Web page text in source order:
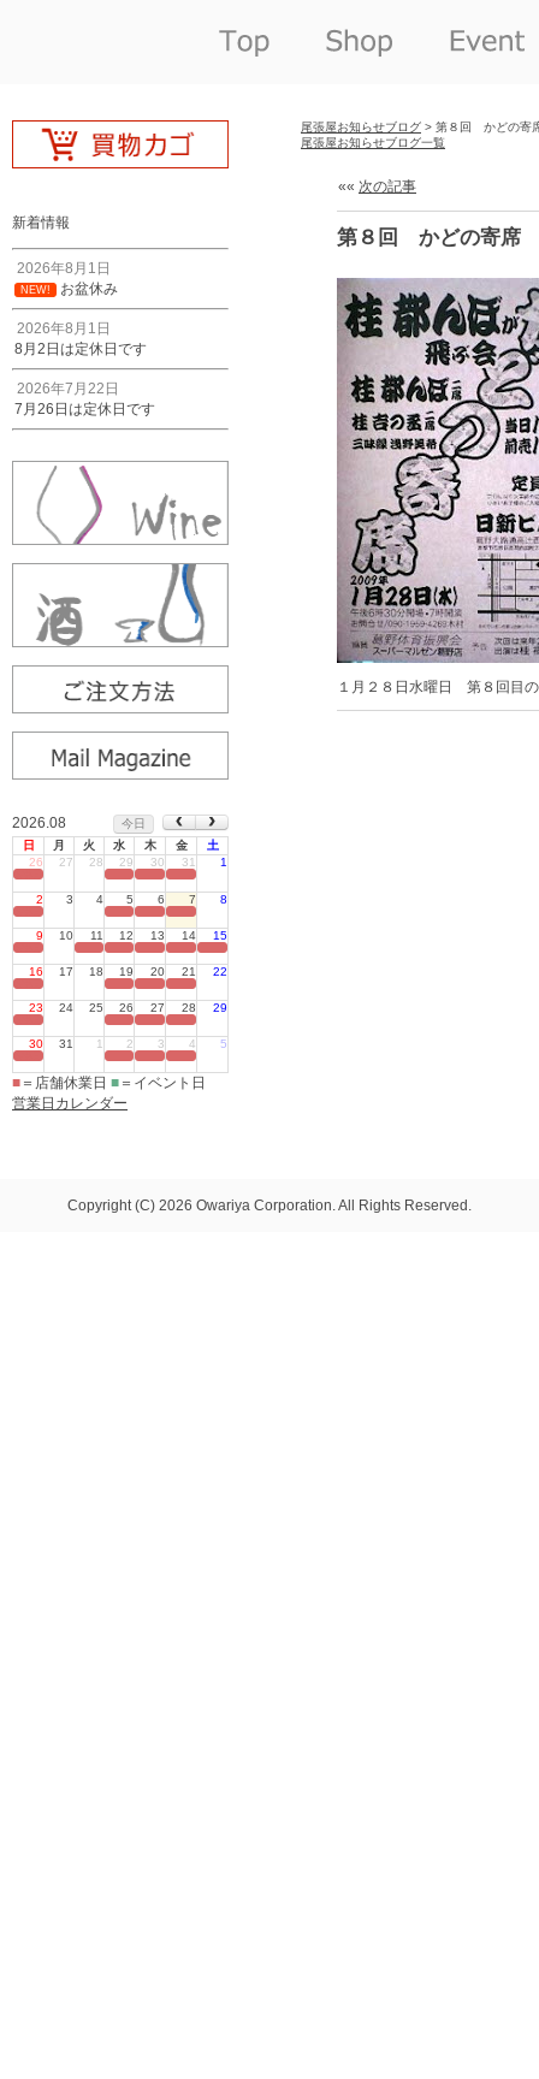
新着情報
2026年8月1日
NEW! お盆休み
2026年8月1日
8月2日は定休日です
2026年7月22日
7月26日は定休日です
2026.08
今日
日
月 火 水 木 金
土
26
27 28 29 30 31 1
2 3 4 5 6 7 8
9 10 11 12 13 14 15
16 17 18 19 20 21 22
23 24 25 26 27 28 29
30 31 1 2 3 4 5
■ ＝店舗休業日 ■ ＝イベント日
営業日カレンダー
尾張屋お知らせブログ > 第８回 かどの寄
尾張屋お知らせブログ一覧
«« 次の記事
第８回 かどの寄席
１月２８日水曜日 第８回目
Copyright (C) 2026 Owariya Corporation. All Rights Reserved.